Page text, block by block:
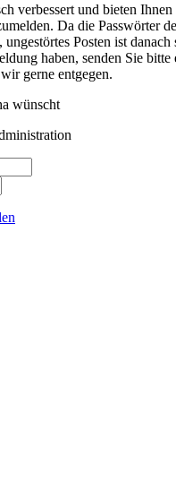
verbessert und bieten
Da die Passwörter
Posten ist
haben, senden Sie
gerne entgegen.
wünscht